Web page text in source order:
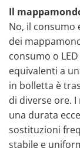
Il
No, il consumo
dei
consumo o
equivalenti a
in bolletta è
di diverse ore.
una durata
sostituzioni
stabile e